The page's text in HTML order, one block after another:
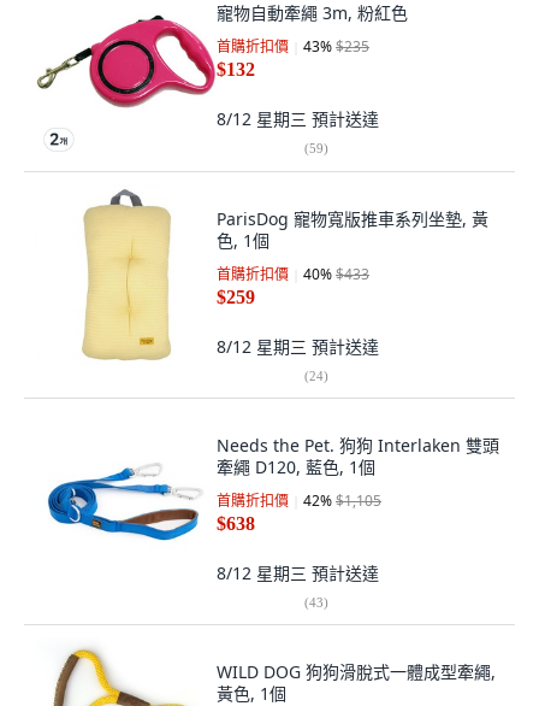
寵物自動牽繩 3m, 粉紅色
首購折扣價 43%$235
$132
8/12 星期三 預計送達
(59)
ParisDog 寵物寬版推車系列坐墊, 黃
色, 1個
首購折扣價 40%$433
$259
8/12 星期三 預計送達
(24)
Needs the Pet. 狗狗 Interlaken 雙頭
牽繩 D120, 藍色, 1個
首購折扣價 42%$1,105
$638
8/12 星期三 預計送達
(43)
WILD DOG 狗狗滑脫式一體成型牽繩,
黃色, 1個